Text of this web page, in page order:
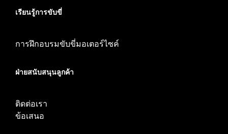
เรียนรู้การขับขี่
การฝึกอบรมขับขี่มอเตอร์ไซค์
ฝ่ายสนับสนุนลูกค้า
ติดต่อเรา
ข้อเสนอ